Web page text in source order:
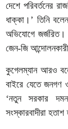
দেশে পরিবর্তনের
ধাক্কা। ’ তিনি বলেন
অভিযোগে জর্জরিত।
জেন-জি
কুগেলম্যান আরও
বাইরে যেতে জনগণ
‘নতুন সরকার
সংস্কারবাদীরা হতাশ